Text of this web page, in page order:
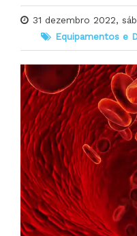
31 dezembro 2022,
Equipamentos e